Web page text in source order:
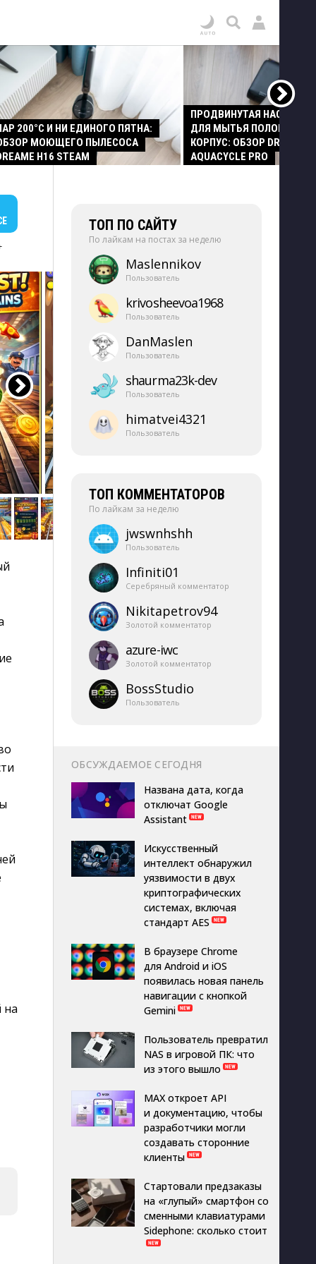
200°C И НИ ЕДИНОГО ПЯТНА:
МОЮЩЕГО ПЫЛЕСОСА
H16 STEAM
ПРОДВИНУТАЯ НАСАДКА
ДЛЯ МЫТЬЯ ПОЛОВ И
КОРПУС: ОБЗОР DREAME
AQUACYCLE PRO
на
ТОП ПО САЙТУ
По лайкам на постах за неделю
Maslennikov
Пользователь
krivosheevoa1968
Пользователь
DanMaslen
Пользователь
shaurma23k-​dev
Пользователь
himatvei4321
Пользователь
ТОП КОММЕНТАТОРОВ
По лайкам за неделю
jwswnhshh
Пользователь
Infiniti01
Серебряный комментатор
Nikitapetrov94
Золотой комментатор
azure-​iwc
Золотой комментатор
BossStudio
Пользователь
ОБСУЖДАЕМОЕ СЕГОДНЯ
Названа дата, когда
отключат Google
Assistant
Искусственный
интеллект обнаружил
уязвимости в двух
криптографических
системах, включая
стандарт AES
В браузере Chrome
для Android и iOS
появилась новая панель
навигации с кнопкой
Gemini
Пользователь превратил
NAS в игровой ПК: что
из этого вышло
MAX откроет API
и документацию, чтобы
разработчики могли
создавать сторонние
клиенты
Стартовали предзаказы
на «глупый» смартфон со
сменными клавиатурами
Sidephone: сколько стоит